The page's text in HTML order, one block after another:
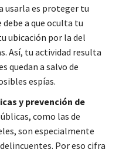
usarla es proteger tu
a que oculta tu
ubicación por la del
Así, tu actividad resulta
quedan a salvo de
espías.
y prevención de
como las de
son especialmente
Por eso cifra